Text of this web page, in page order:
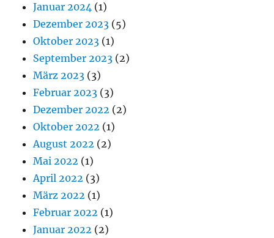
Januar 2024 (1)
Dezember 2023 (5)
Oktober 2023 (1)
September 2023 (2)
März 2023 (3)
Februar 2023 (3)
Dezember 2022 (2)
Oktober 2022 (1)
August 2022 (2)
Mai 2022 (1)
April 2022 (3)
März 2022 (1)
Februar 2022 (1)
Januar 2022 (2)